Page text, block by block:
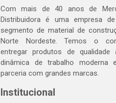
Com mais de 40 anos de
Distribuidora é uma empresa
segmento de material de
Norte Nordeste. Temos o
entregar produtos de
dinâmica de trabalho moderna
parceria com grandes marcas.
Institucional